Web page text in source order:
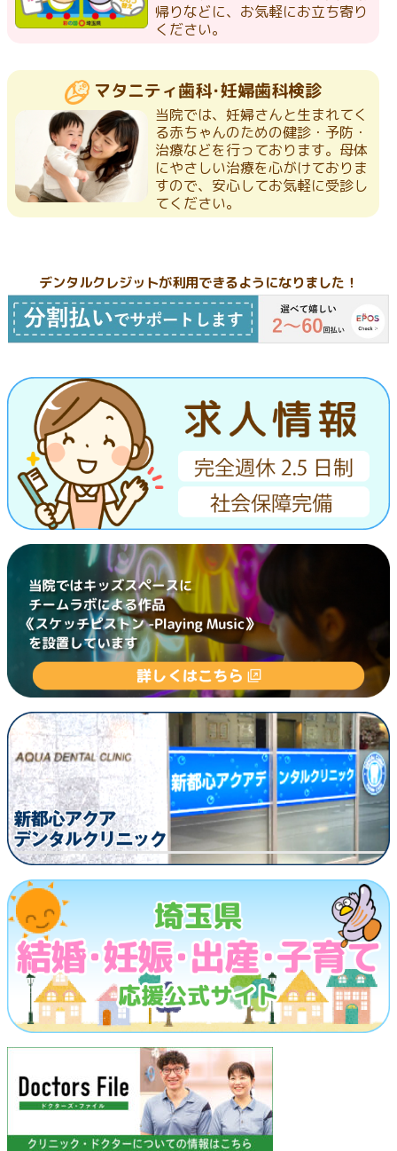
帰りなどに、お気軽にお立ち寄り
ください。
マタニティ歯科･妊婦歯科検診
当院では、妊婦さんと生まれてく
る赤ちゃんのための健診・予防・
治療などを行っております。母体
にやさしい治療を心がけておりま
すので、安心してお気軽に受診し
てください。
デンタルクレジットが利用できるようになりました！